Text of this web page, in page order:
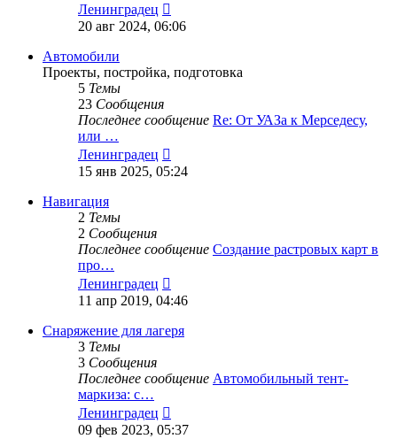
Ленинградец
к
20 авг 2024, 06:06
Автомобили
Проекты, постройка, подготовка
5 Темы
23 Сообщения
Последнее сообщение Re: От УАЗа к Мерседесу,
или …
Ленинградец
к
15 янв 2025, 05:24
Навигация
2 Темы
2 Сообщения
Последнее сообщение Создание растровых карт в
про…
Ленинградец
к
сообщению
11 апр 2019, 04:46
Снаряжение для лагеря
3 Темы
3 Сообщения
Последнее сообщение Автомобильный тент-
маркиза: с…
Ленинградец
к
09 фев 2023, 05:37